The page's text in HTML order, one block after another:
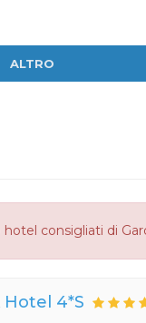
ALTRO
consigliati di
4*S